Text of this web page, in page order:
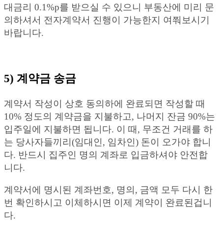
대금리 0.1%p를 받으실 수 있으니 부동산에 미리 문
의하셔서 전자계약서 진행이 가능한지 여쭤보시기
바랍니다.
5) 계약금 송금
계약서 작성이 상호 동의하에 완료되면 작성할 때
10% 정도의 계약금을 지불하고, 나머지 잔금 90%는
입주일에 지불하면 됩니다. 이 때, 무조건 거래를 하
는 당사자들끼리(임대인, 임차인) 돈이 오가야 합니
다. 반드시 집주인 명의 계좌로 입금하셔야 안전합
니다.
계약서에 명시된 계좌번호, 명의, 금액 모두 다시 한
번 확인하시고 이체하시면 이제 계약이 완료된겁니
다.